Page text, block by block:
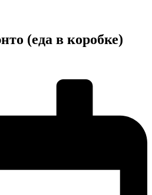
(еда в коробке)